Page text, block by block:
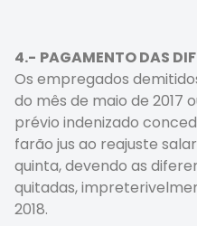
4.- PAGAMENTO DAS
Os empregados
do mês de maio de 2017
prévio indenizado
farão jus ao reajuste
quinta, devendo as
quitadas,
2018.